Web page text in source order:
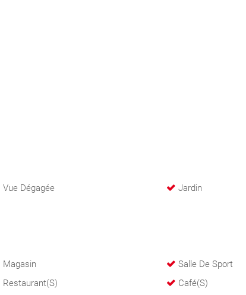
Vue Dégagée Jardin
Magasin
Salle De Sport
Restaurant(s)
Café(s)